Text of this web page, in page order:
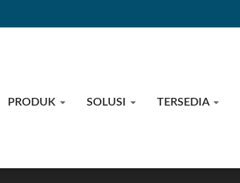
PRODUK SOLUSI TERSEDIA